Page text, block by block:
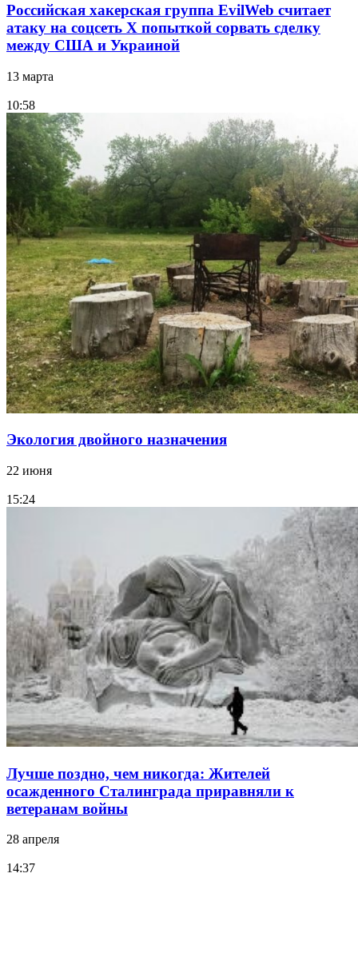
Российская хакерская группа EvilWeb считает
атаку на соцсеть Х попыткой сорвать сделку
между США и Украиной
13 марта
10:58
Экология двойного назначения
22 июня
15:24
Лучше поздно, чем никогда: Жителей
осажденного Сталинграда приравняли к
ветеранам войны
28 апреля
14:37